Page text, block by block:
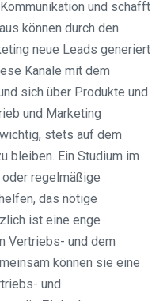
und schafft
können durch den
neue Leads generiert
Kanäle mit dem
sich über Produkte und
und Marketing
stets auf dem
bleiben. Ein Studium im
regelmäßige
das nötige
ist eine enge
Vertriebs- und dem
können sie eine
und